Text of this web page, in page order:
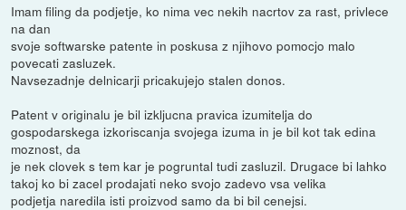
Imam filing da podjetje, ko nima vec nekih nacrtov za rast, privlece
na dan
svoje softwarske patente in poskusa z njihovo pomocjo malo
povecati zasluzek.
Navsezadnje delnicarji pricakujejo stalen donos.
Patent v originalu je bil izkljucna pravica izumitelja do
gospodarskega izkoriscanja svojega izuma in je bil kot tak edina
moznost, da
je nek clovek s tem kar je pogruntal tudi zasluzil. Drugace bi lahko
takoj ko bi zacel prodajati neko svojo zadevo vsa velika
podjetja naredila isti proizvod samo da bi bil cenejsi.